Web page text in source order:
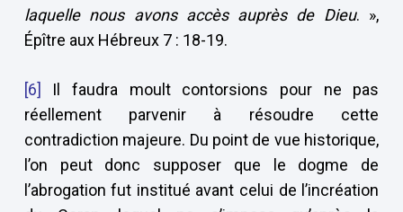
laquelle nous avons accès auprès de Dieu. »,
Épître aux Hébreux 7 : 18-19.
[6]
Il faudra moult contorsions pour ne pas
réellement parvenir à résoudre cette
contradiction majeure. Du point de vue historique,
l’on peut donc supposer que le dogme de
l’abrogation fut institué avant celui de l’incréation